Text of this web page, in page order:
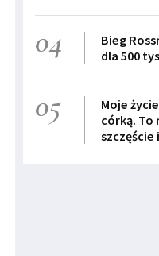
04
Bieg
dla 500
05
Moje
córką. To
szczęście